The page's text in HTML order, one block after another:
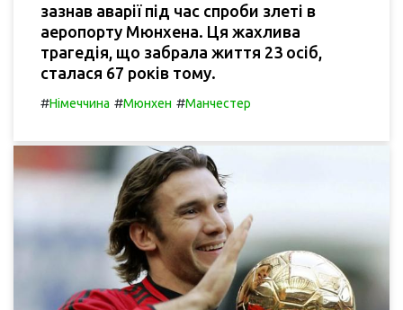
зазнав аварії під час спроби злеті в
аеропорту Мюнхена. Ця жахлива
трагедія, що забрала життя 23 осіб,
сталася 67 років тому.
#Німеччина #Мюнхен #Манчестер